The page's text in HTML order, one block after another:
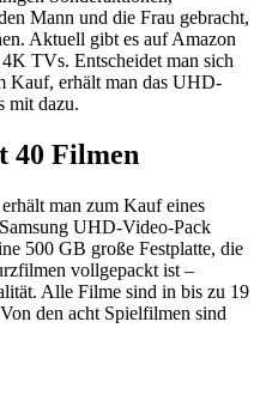
Mann und die Frau gebracht,
Aktuell gibt es auf Amazon
TVs. Entscheidet man sich
Kauf, erhält man das UHD-
mit dazu.
40 Filmen
man zum Kauf eines
UHD-Video-Pack
500 GB große Festplatte, die
vollgepackt ist –
Alle Filme sind in bis zu 19
den acht Spielfilmen sind